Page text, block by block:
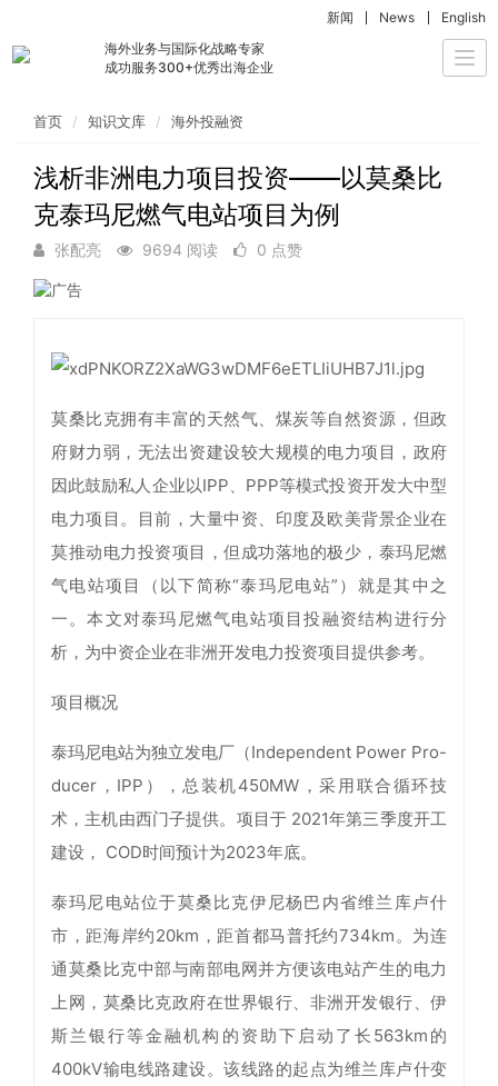
海外业务与国际化战略专家
成功服务300+优秀出海企业
新闻 News English
首页 知识文库 海外投融资
浅析非洲电力项目投资——以莫桑比
克泰玛尼燃气电站项目为例
张配亮 9694 阅读 0 点赞
莫桑比克拥有丰富的天然气、煤炭等自然资源，但政
府财力弱，无法出资建设较大规模的电力项目，政府
因此鼓励私人企业以IPP、PPP等模式投资开发大中型
电力项目。目前，大量中资、印度及欧美背景企业在
莫推动电力投资项目，但成功落地的极少，泰玛尼燃
气电站项目（以下简称“泰玛尼电站”）就是其中之
一。本文对泰玛尼燃气电站项目投融资结构进行分
析，为中资企业在非洲开发电力投资项目提供参考。
项目概况
泰玛尼电站为独立发电厂（Independent Power Pro-
ducer，IPP），总装机450MW，采用联合循环技
术，主机由西门子提供。项目于 2021年第三季度开工
建设， COD时间预计为2023年底。
泰玛尼电站位于莫桑比克伊尼杨巴内省维兰库卢什
市，距海岸约20km，距首都马普托约734km。为连
通莫桑比克中部与南部电网并方便该电站产生的电力
上网，莫桑比克政府在世界银行、非洲开发银行、伊
斯兰银行等金融机构的资助下启动了长563km的
400kV输电线路建设。该线路的起点为维兰库卢什变